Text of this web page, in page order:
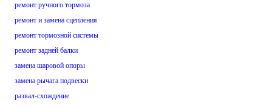
ремонт ручного тормоза
ремонт и замена сцепления
ремонт тормозной системы
ремонт задней балки
замена шаровой опоры
замена рычага подвески
развал-схождение